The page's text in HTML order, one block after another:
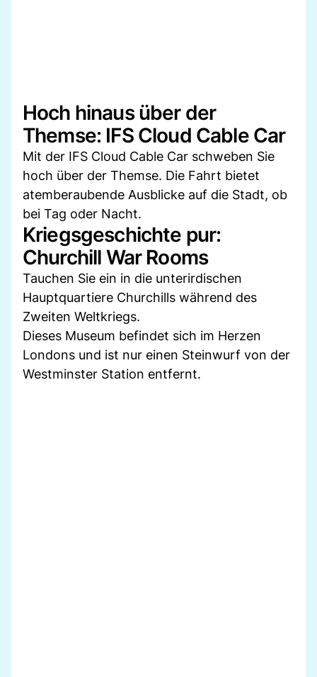
Hoch hinaus über der
Themse: IFS Cloud Cable Car
Mit der IFS Cloud Cable Car schweben Sie
hoch über der Themse. Die Fahrt bietet
atemberaubende Ausblicke auf die Stadt, ob
bei Tag oder Nacht.
Kriegsgeschichte pur:
Churchill War Rooms
Tauchen Sie ein in die unterirdischen
Hauptquartiere Churchills während des
Zweiten Weltkriegs.
Dieses Museum befindet sich im Herzen
Londons und ist nur einen Steinwurf von der
Westminster Station entfernt.